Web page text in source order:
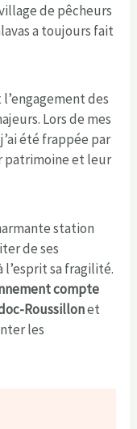
de pêcheurs
a toujours fait
des
Lors de mes
été frappée par
patrimoine et leur
station
de ses
sa fragilité.
compte
Roussillonet
les